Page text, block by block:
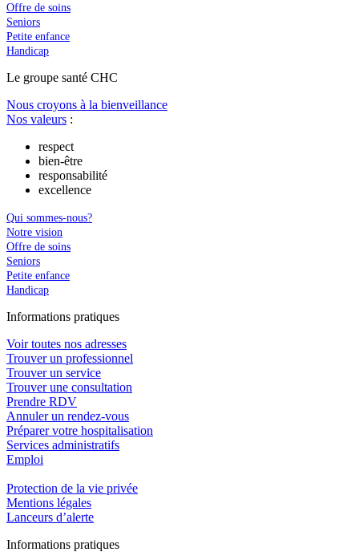
Offre de soins
Seniors
Petite enfance
Handicap
Le groupe santé CHC
Nous croyons à la bienveillance
Nos valeurs :
respect
bien-être
responsabilité
excellence
Qui sommes-nous?
Notre vision
Offre de soins
Seniors
Petite enfance
Handicap
Informations pratiques
Voir toutes nos adresses
Trouver un professionnel
Trouver un service
Trouver une consultation
Prendre RDV
Annuler un rendez-vous
Préparer votre hospitalisation
Services administratifs
Emploi​
Protection de la vie privée
Mentions légales
Lanceurs d’alerte
Informations pratiques